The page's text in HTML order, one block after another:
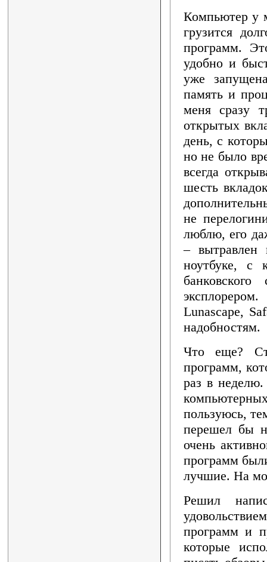
Компьютер у
грузится
программ.
удобно и
уже
память и
меня сразу
открытых
день, с
но не было
всегда
шесть
не
люблю, его
– вытравлен
ноутбуке, с
Lunascape,
Что еще?
программ,
раз в
пользуюсь,
перешел бы
очень
программ
лучшие. На
Решил
программ и
которые